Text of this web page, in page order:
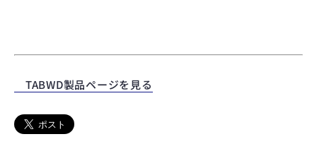
TABWD製品ページを見る